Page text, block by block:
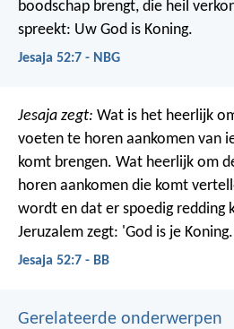
boodschap brengt, die heil
spreekt: Uw God is Koning.
Jesaja 52:7 - NBG
Jesaja zegt: Wat is het heerlijk
voeten te horen aankomen van
komt brengen. Wat heerlijk om
horen aankomen die komt
wordt en dat er spoedig redding
Jeruzalem zegt: 'God is je
Jesaja 52:7 - BB
Gerelateerde onderwerpen